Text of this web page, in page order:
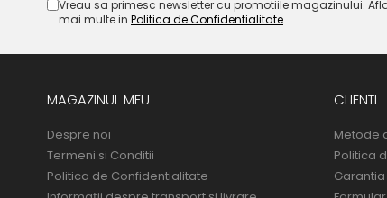
Vreau sa primesc newsletter cu promotiile magazinului.
mai multe in Politica de Confidentialitate
MAGAZINUL MEU
Despre noi
Termeni si Conditii
Politica de Confidentialitate
CLIENTI
Metode
Politica